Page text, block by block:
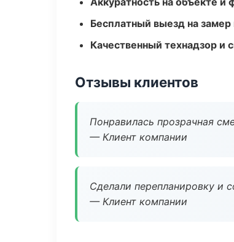
Бесплатный выезд на
Качественный технадзор и
Отзывы клиентов
Понравилась прозрачная
— Клиент компании
Сделали перепланировку и
— Клиент компании